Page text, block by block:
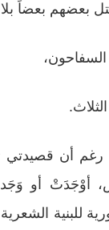
بعضهم بعضاً
السفاحون،
الثلاث.
أن قصيدتي
أوْجَدَتْ أو
للبنية